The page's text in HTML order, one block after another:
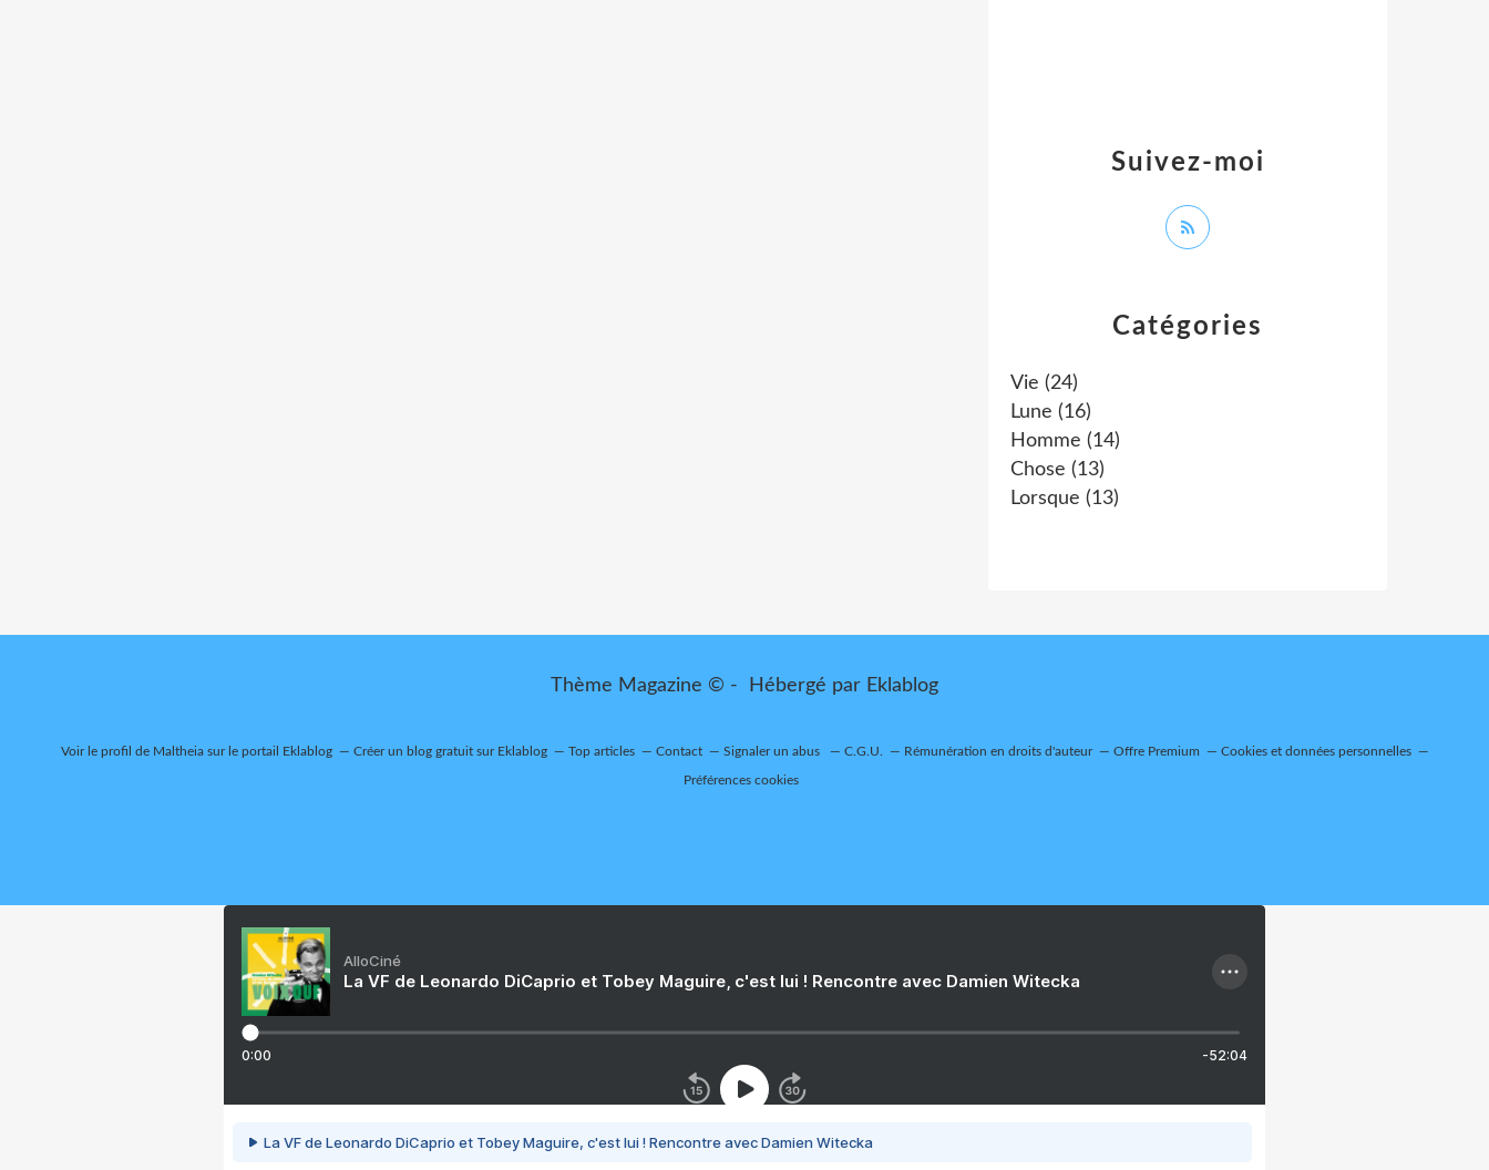
Catégories
Vie (24)
Lune (16)
Homme (14)
Chose (13)
Lorsque (13)
Suivez-moi
Thème Magazine © - Hébergé par Eklablog
Voir le profil de Maltheiasur le portail Eklablog Créer un blog gratuit sur Eklablog Top articles Contact Signaler un abus C.G.U. Rémunération en droits d'auteur Offre Premium Cookies et données personnelles
Préférences cookies
AlloCiné
La VF de Leonardo DiCaprio et Tobey Maguire, c'est lui ! Rencontre avec Damien Witecka
0:00 -52:04
La VF de Leonardo DiCaprio et Tobey Maguire, c'est lui ! Rencontre avec Damien Witecka